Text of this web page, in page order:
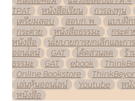
TPAT
หนังสือเรียน การลงทุน
เตรียมสอบ
สอบก.พ. แบบฝึ
กระต่าย
หนังสือธรรมะ กระต่า
หนังสือ
นโยบายการยกเลิกและกา
ออนไลน์
GAT โค้ดส่วนลด ร้
ธรรมะ
GAT ebook
Online Bookstore
เล่นหุ้นออนไลน์
Youtube หนั
หนังสือ